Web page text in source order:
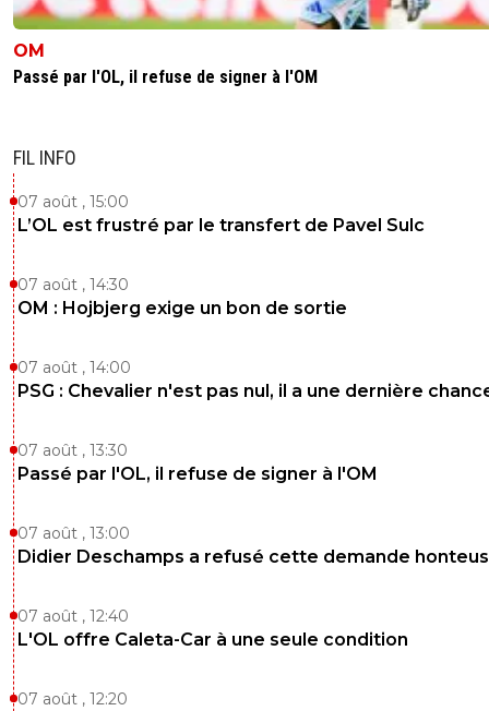
OM
Passé par l'OL, il refuse de signer à l'OM
FIL INFO
07 août , 15:00
L’OL est frustré par le transfert de Pavel Sulc
07 août , 14:30
OM : Hojbjerg exige un bon de sortie
07 août , 14:00
PSG : Chevalier n'est pas nul, il a une dernière
07 août , 13:30
Passé par l'OL, il refuse de signer à l'OM
07 août , 13:00
Didier Deschamps a refusé cette demande
07 août , 12:40
L'OL offre Caleta-Car à une seule condition
07 août , 12:20